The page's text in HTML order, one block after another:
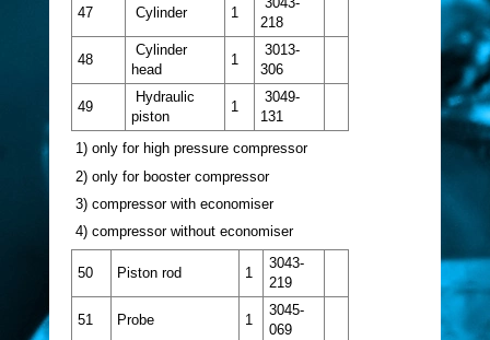
47 Cylinder 1
218
48
Cylinder
head
1
3013-
306
49
Hydraulic
piston
1
3049-
131
1) only for high pressure compressor
2) only for booster compressor
3) compressor with economiser
4) compressor without economiser
50 Piston rod 1
3043-
219
51 Probe 1
3045-
069